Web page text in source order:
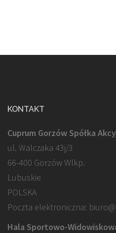
KONTAKT
Cuprum Gorzów Spółka
ul. Walczaka 43j/3
66-400 Gorzów Wlkp.
Lubuskie
POLSKA
Poczta elektroniczna:
Hala Sportowo-